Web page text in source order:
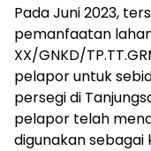
Pada Juni 2023,
pemanfaatan
XX/GNKD/
pelapor untuk
persegi di
pelapor telah
digunakan